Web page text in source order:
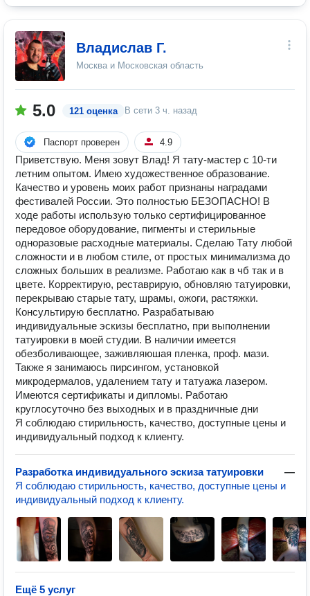
Владислав Г.
Москва и Московская область
5.0 121 оценка В сети 3 ч. назад
Паспорт проверен 4.9
Приветствую. Меня зовут Влад! Я тату-мастер с 10-ти
летним опытом. Имею художественное образование.
Качество и уровень моих работ признаны наградами
фестивалей России. Это полностью БЕЗОПАСНО! В
ходе работы использую только сертифицированное
передовое оборудование, пигменты и стерильные
одноразовые расходные материалы. Сделаю Тату любой
сложности и в любом стиле, от простых минимализма до
сложных больших в реализме. Работаю как в чб так и в
цвете. Корректирую, реставрирую, обновляю татуировки,
перекрываю старые тату, шрамы, ожоги, растяжки.
Консультирую бесплатно. Разрабатываю
индивидуальные эскизы бесплатно, при выполнении
татуировки в моей студии. В наличии имеется
обезболивающее, заживляюшая пленка, проф. мази.
Также я занимаюсь пирсингом, установкой
микродермалов, удалением тату и татуажа лазером.
Имеются сертификаты и дипломы. Работаю
круглосуточно без выходных и в праздничные дни
Я соблюдаю стирильность, качество, доступные цены и
индивидуальный подход к клиенту.
Разработка индивидуального эскиза татуировки
—
Я соблюдаю стирильность, качество, доступные цены и
индивидуальный подход к клиенту.
Ещё 5 услуг